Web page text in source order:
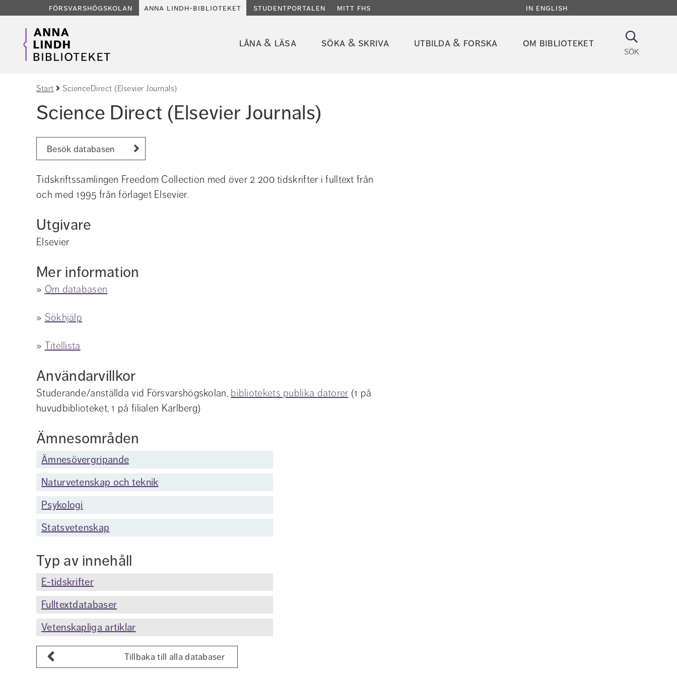
försvarshögskolan anna lindh-biblioteket studentportalen mitt fhs in english
låna & läsa söka & skriva utbilda & forska om biblioteket
sök
Sök
Start ScienceDirect (Elsevier Journals)
Science Direct (Elsevier Journals)
Besök databasen
Tidskriftssamlingen Freedom Collection med över 2 200 tidskrifter i fulltext från
och med 1995 från förlaget Elsevier.
Utgivare
Elsevier
Mer information
» Om databasen
» Sökhjälp
» Titellista
Användarvillkor
Studerande/anställda vid Försvarshögskolan, bibliotekets publika datorer (1 på
huvudbiblioteket, 1 på filialen Karlberg)
Ämnesområden
Ämnesövergripande
Naturvetenskap och teknik
Psykologi
Statsvetenskap
Typ av innehåll
E-tidskrifter
Fulltextdatabaser
Vetenskapliga artiklar
Tillbaka till alla databaser